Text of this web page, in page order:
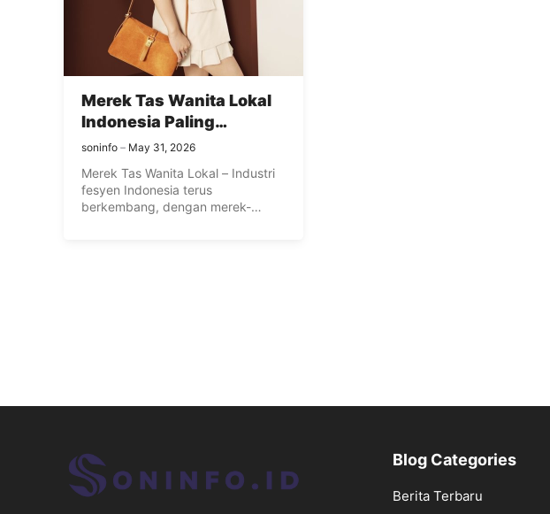
Merek Tas Wanita Lokal
Indonesia Paling
Terkenal
soninfo May 31, 2026
Merek Tas Wanita Lokal – Industri
fesyen Indonesia terus
berkembang, dengan merek-
Blog Categories
Berita Terbaru